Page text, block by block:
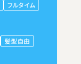
フルタイム
髪型自由